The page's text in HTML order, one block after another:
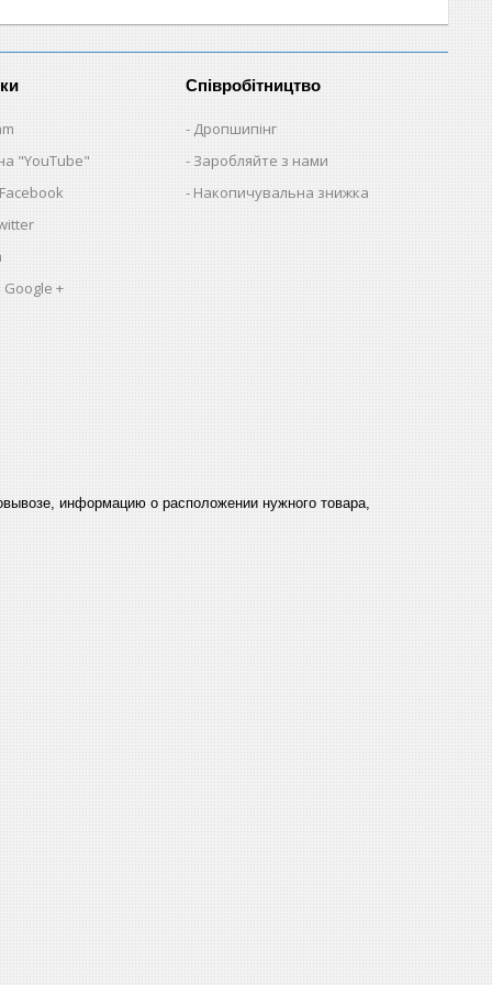
"YouTube"
+
Співробітництво
Дропшипінг
Заробляйте з нами
Накопичувальна знижка
информацию о расположении нужного товара,